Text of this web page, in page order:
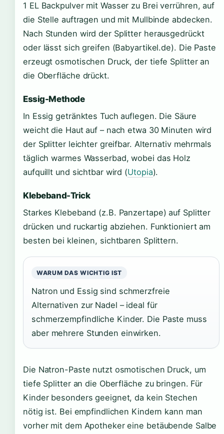
1 EL Backpulver mit Wasser zu Brei verrühren, auf
die Stelle auftragen und mit Mullbinde abdecken.
Nach Stunden wird der Splitter herausgedrückt
oder lässt sich greifen (Babyartikel.de). Die Paste
erzeugt osmotischen Druck, der tiefe Splitter an
die Oberfläche drückt.
Essig-Methode
In Essig getränktes Tuch auflegen. Die Säure
weicht die Haut auf – nach etwa 30 Minuten wird
der Splitter leichter greifbar. Alternativ mehrmals
täglich warmes Wasserbad, wobei das Holz
aufquillt und sichtbar wird (Utopia).
Klebeband-Trick
Starkes Klebeband (z.B. Panzertape) auf Splitter
drücken und ruckartig abziehen. Funktioniert am
besten bei kleinen, sichtbaren Splittern.
WARUM DAS WICHTIG IST
Natron und Essig sind schmerzfreie
Alternativen zur Nadel – ideal für
schmerzempfindliche Kinder. Die Paste muss
aber mehrere Stunden einwirken.
Die Natron-Paste nutzt osmotischen Druck, um
tiefe Splitter an die Oberfläche zu bringen. Für
Kinder besonders geeignet, da kein Stechen
nötig ist. Bei empfindlichen Kindern kann man
vorher mit dem Apotheker eine betäubende Salbe